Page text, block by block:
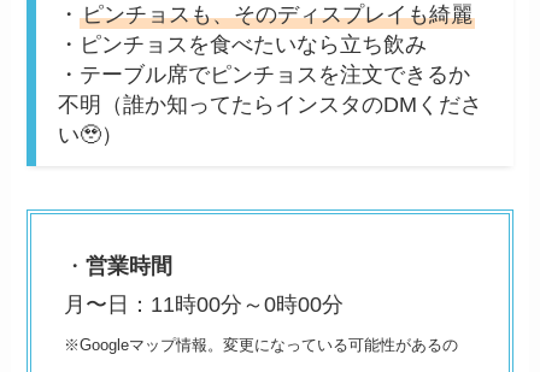
・ピンチョスも、そのディスプレイも綺麗
・ピンチョスを食べたいなら立ち飲み
・テーブル席でピンチョスを注文できるか
不明（誰か知ってたらインスタのDMくださ
い🥹）
・営業時間
月〜日：11時00分～0時00分
※Googleマップ情報。変更になっている可能性があるの